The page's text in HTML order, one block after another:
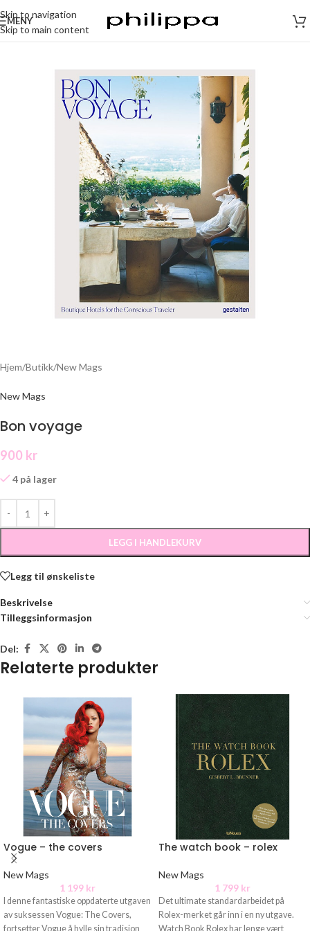
Skip to navigation
Skip to main content
MENY
Hjem/Butikk/New Mags
New Mags
Bon voyage
900 kr
4 på lager
LEGG I HANDLEKURV
Legg til ønskeliste
Beskrivelse
Tilleggsinformasjon
Del:
Relaterte produkter
Vogue – the covers
New Mags
1 199 kr
I denne fantastiske oppdaterte utgaven
av suksessen Vogue: The Covers,
fortsetter Vogue å hylle sin tradisjon
The watch book – rolex
New Mags
1 799 kr
Det ultimate standardarbeidet på
Rolex-merket går inn i en ny utgave.
Watch Book Rolex har lenge vært